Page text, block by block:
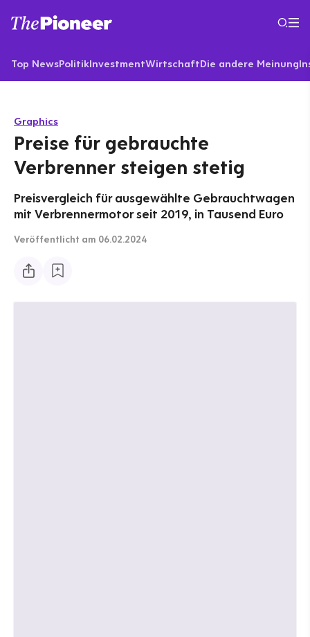
Top NewsPolitikInvestmentWirtschaftDie andere Meinung
Graphics
Preise für gebrauchte
Verbrenner steigen stetig
Preisvergleich für ausgewählte Gebrauchtwagen
mit Verbrennermotor seit 2019, in Tausend Euro
Veröffentlicht am 06.02.2024